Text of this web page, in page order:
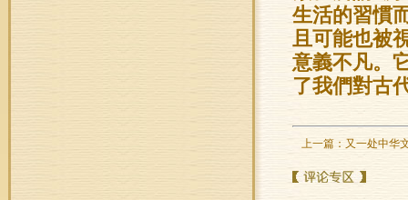
生活的習慣
且可能也被
意義不凡。
了我們對古
上一篇： 又一处中华